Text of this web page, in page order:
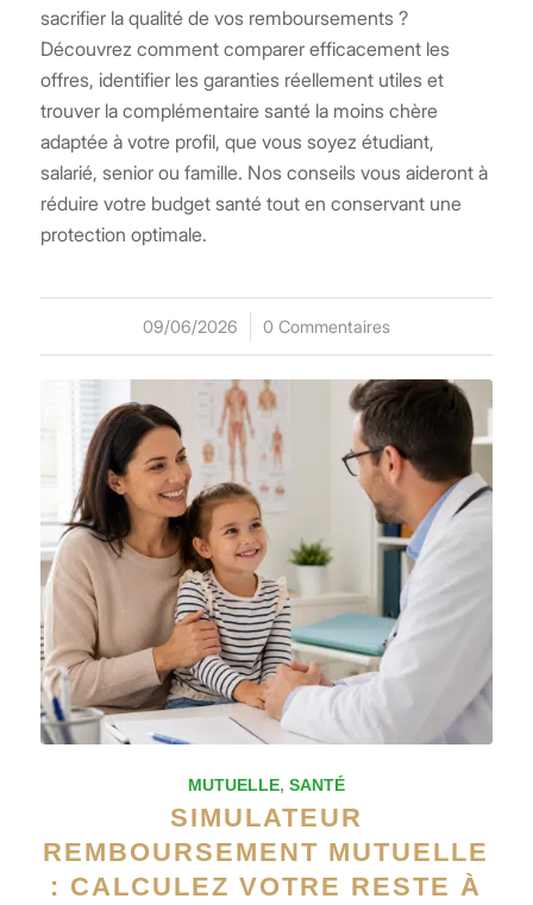
sacrifier la qualité de vos remboursements ?
Découvrez comment comparer efficacement les
offres, identifier les garanties réellement utiles et
trouver la complémentaire santé la moins chère
adaptée à votre profil, que vous soyez étudiant,
salarié, senior ou famille. Nos conseils vous aideront à
réduire votre budget santé tout en conservant une
protection optimale.
09/06/2026
/ 0 Commentaires
MUTUELLE, SANTÉ
SIMULATEUR
REMBOURSEMENT MUTUELLE
: CALCULEZ VOTRE RESTE À